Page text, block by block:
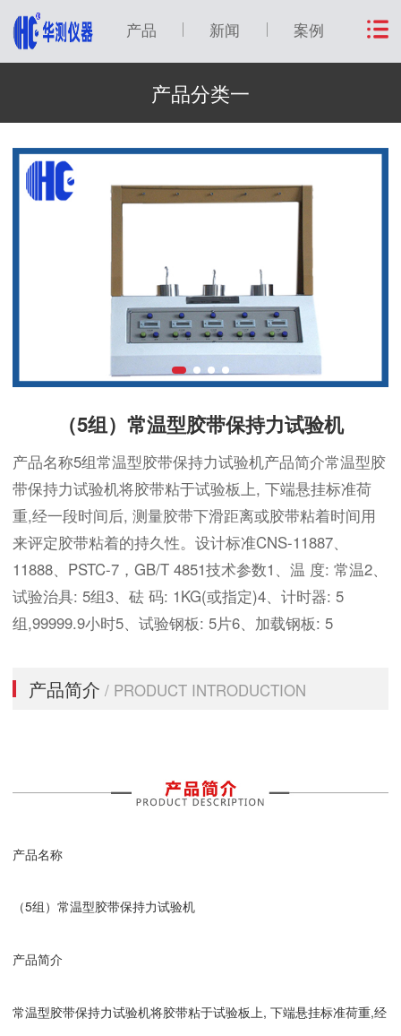
产品 新闻 案例
产品分类一
（5组）常温型胶带保持力试验机
产品名称5组常温型胶带保持力试验机产品简介常温型胶
带保持力试验机将胶带粘于试验板上, 下端悬挂标准荷
重,经一段时间后, 测量胶带下滑距离或胶带粘着时间用
来评定胶带粘着的持久性。设计标准CNS-11887、
11888、PSTC-7，GB/T 4851技术参数1、温 度: 常温2、
试验治具: 5组3、砝 码: 1KG(或指定)4、计时器: 5
组,99999.9小时5、试验钢板: 5片6、加载钢板: 5
产品简介/ PRODUCT INTRODUCTION
产品名称
（5组 ）常温型胶带保持力试验机
产品简介
常温型胶带保持力试验机将胶带粘于试验板上, 下端悬挂标准荷重,经